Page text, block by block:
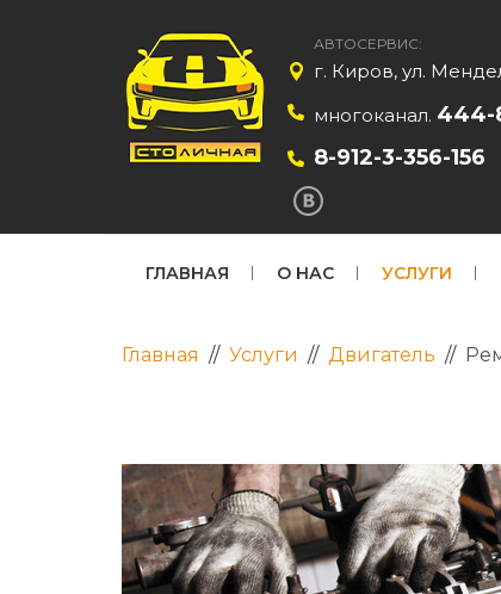
АВТОСЕРВИС:
г. Киров, ул.
многоканал. 444-
8-912-3-356-156
ГЛАВНАЯ О НАС УСЛУГИ
Главная // Услуги // Двигатель //